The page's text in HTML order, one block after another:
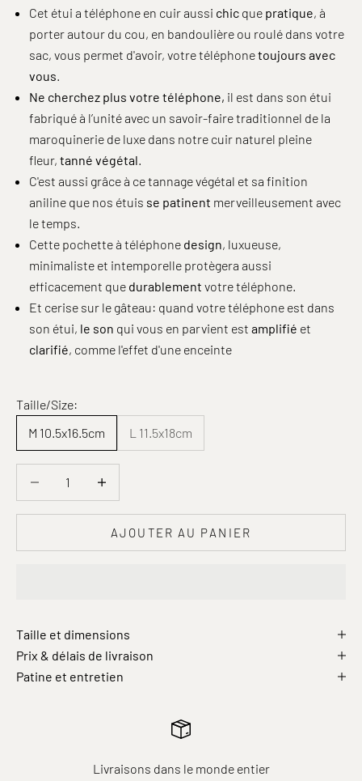
Cet étui a téléphone en cuir aussi chic que pratique, à
porter autour du cou, en bandoulière ou roulé dans votre
sac, vous permet d'avoir, votre téléphonetoujours avec
vous
Ne cherchez plus votre téléphone, il est dans son étui
fabriqué à l’unité avec un savoir-faire traditionnel de la
maroquinerie de luxe dans notre cuir naturel pleine
fleur, tanné végétal
C'est aussi grâce à ce tannage végétal et sa finition
aniline que nos étuis se patinent merveilleusement avec
le temps.
Cette pochette à téléphone design, luxueuse,
minimaliste et intemporelle protègera aussi
efficacement que durablement votre téléphone.
Et cerise sur le gâteau: quand votre téléphone est dans
son étui, le son qui vous en parvient est amplifié et
clarifié, comme l'effet d'une enceinte
Taille/Size:
M 10.5x16.5cm
L 11.5x18cm
AJOUTER AU PANIER
Taille et dimensions
Prix & délais de livraison
Patine et entretien
Livraisons dans le monde entier